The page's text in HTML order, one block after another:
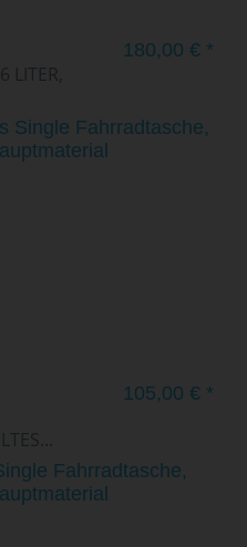
LITER,
180,00 € *
105,00 € *